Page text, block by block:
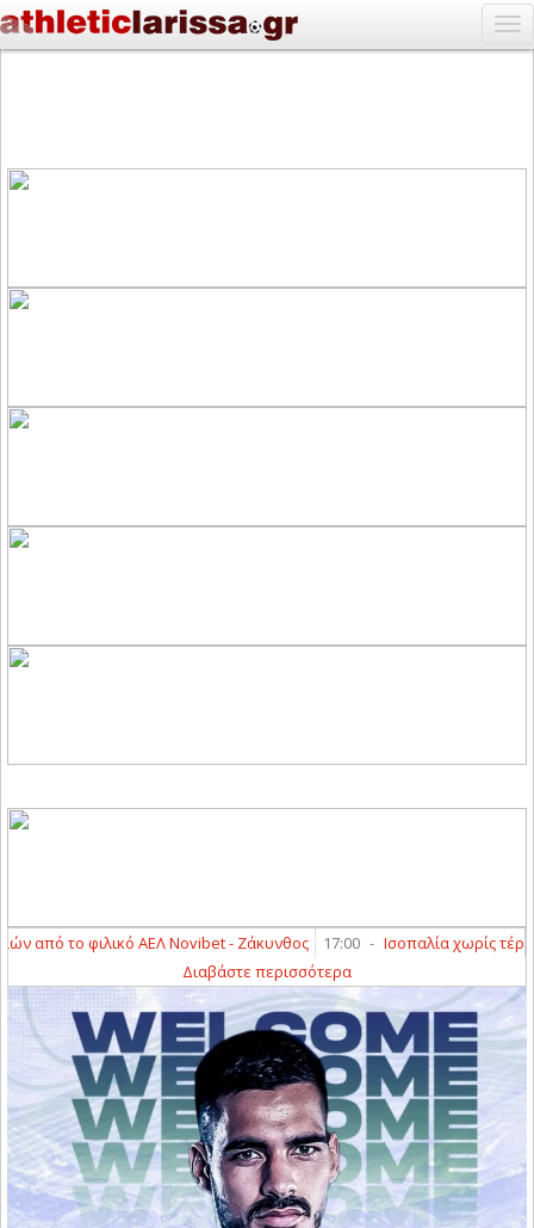
το φιλικό ΑΕΛ Novibet - Ζάκυνθος 17:00 - Ισοπαλία χωρίς
Διαβάστε περισσότερα